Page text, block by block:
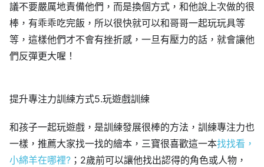
議不要嚴厲地責備他們，而是換個方式，和他說上次做的很
棒，有乖乖吃完飯，所以很快就可以和哥哥一起玩玩具等
等，這樣他們才不會有挫折感，一旦有壓力的話，就會讓他
們反彈更大喔！
提升專注力訓練方式5.玩遊戲訓練
和孩子一起玩遊戲，是訓練發展很棒的方法，訓練專注力也
一樣，推薦大家找一找的繪本，三寶很喜歡這一本找找看，
小綿羊在哪裡? ；2歲前可以讓他找出認得的角色或人物，